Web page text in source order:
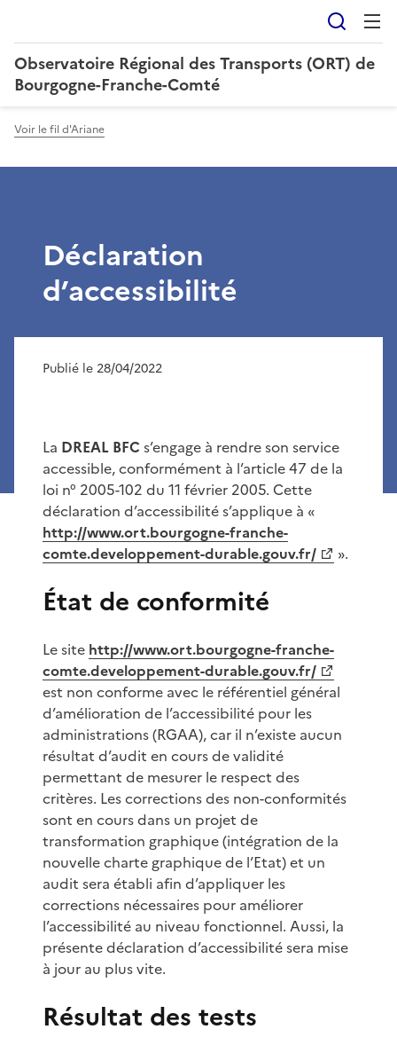
Observatoire Régional des Transports (ORT) de
Bourgogne-Franche-Comté
Voir le fil d'Ariane
Déclaration
d’accessibilité
Publié le 28/04/2022
La DREAL BFC s’engage à rendre son service
accessible, conformément à l’article 47 de la
loi n° 2005-102 du 11 février 2005. Cette
déclaration d’accessibilité s’applique à «
http://www.ort.bourgogne-franche-
comte.developpement-durable.gouv.fr/
».
État de conformité
Le site http://www.ort.bourgogne-franche-
comte.developpement-durable.gouv.fr/
est non conforme avec le référentiel général
d’amélioration de l’accessibilité pour les
administrations (RGAA), car il n’existe aucun
résultat d’audit en cours de validité
permettant de mesurer le respect des
critères. Les corrections des non-conformités
sont en cours dans un projet de
transformation graphique (intégration de la
nouvelle charte graphique de l’Etat) et un
audit sera établi afin d’appliquer les
corrections nécessaires pour améliorer
l’accessibilité au niveau fonctionnel. Aussi, la
présente déclaration d’accessibilité sera mise
à jour au plus vite.
Résultat des tests